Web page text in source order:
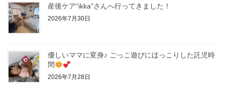
産後ケア“ikka”さんへ行ってきました！
2026年7月30日
優しいママに変身♪ ごっこ遊びにほっこりした託児時
間
2026年7月28日